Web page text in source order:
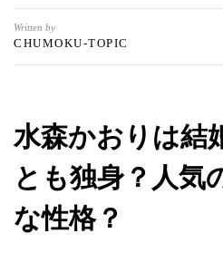
Written by
CHUMOKU-TOPIC
水森かおりは結
とも独身？人気
な性格？